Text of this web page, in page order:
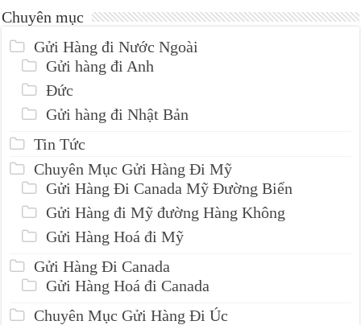
Chuyên mục
Gửi Hàng đi Nước Ngoài
Gửi hàng đi Anh
Đức
Gửi hàng đi Nhật Bản
Tin Tức
Chuyên Mục Gửi Hàng Đi Mỹ
Gửi Hàng Đi Canada Mỹ Đường Biển
Gửi Hàng đi Mỹ đường Hàng Không
Gửi Hàng Hoá đi Mỹ
Gửi Hàng Đi Canada
Gửi Hàng Hoá đi Canada
Chuyên Mục Gửi Hàng Đi Úc